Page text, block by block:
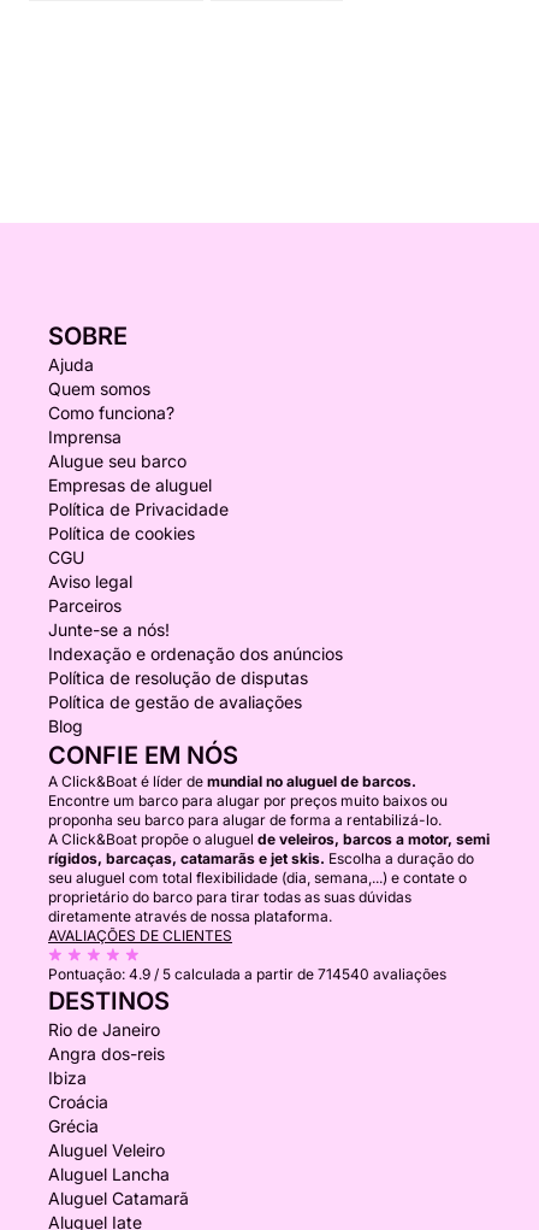
SOBRE
Ajuda
Quem somos
Como funciona?
Imprensa
Alugue seu barco
Empresas de aluguel
Política de Privacidade
Política de cookies
CGU
Aviso legal
Parceiros
Junte-se a nós!
Indexação e ordenação dos anúncios
Política de resolução de disputas
Política de gestão de avaliações
Blog
CONFIE EM NÓS
A Click&Boat é líder de mundial no aluguel de barcos.
Encontre um barco para alugar por preços muito baixos ou
proponha seu barco para alugar de forma a rentabilizá-lo.
A Click&Boat propõe o aluguel de veleiros, barcos a motor, semi
rígidos, barcaças, catamarãs e jet skis. Escolha a duração do
seu aluguel com total flexibilidade (dia, semana,...) e contate o
proprietário do barco para tirar todas as suas dúvidas
diretamente através de nossa plataforma.
AVALIAÇÕES DE CLIENTES
Pontuação: 4.9 / 5 calculada a partir de 714540 avaliações
DESTINOS
Rio de Janeiro
Angra dos-reis
Ibiza
Croácia
Grécia
Aluguel Veleiro
Aluguel Lancha
Aluguel Catamarã
Aluguel Iate